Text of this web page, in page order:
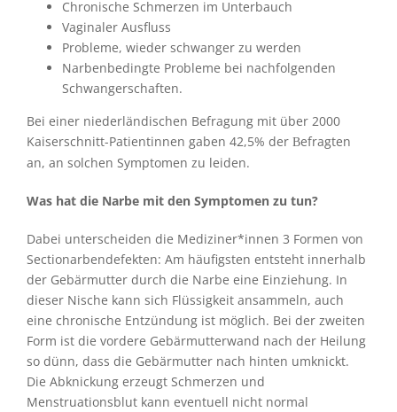
Chronische Schmerzen im Unterbauch
Vaginaler Ausfluss
Probleme, wieder schwanger zu werden
Narbenbedingte Probleme bei nachfolgenden
Schwangerschaften.
Bei einer niederländischen Befragung mit über 2000
Kaiserschnitt-Patientinnen gaben 42,5% der Befragten
an, an solchen Symptomen zu leiden.
Was hat die Narbe mit den Symptomen zu tun?
Dabei unterscheiden die Mediziner*innen 3 Formen von
Sectionarbendefekten: Am häufigsten entsteht innerhalb
der Gebärmutter durch die Narbe eine Einziehung. In
dieser Nische kann sich Flüssigkeit ansammeln, auch
eine chronische Entzündung ist möglich. Bei der zweiten
Form ist die vordere Gebärmutterwand nach der Heilung
so dünn, dass die Gebärmutter nach hinten umknickt.
Die Abknickung erzeugt Schmerzen und
Menstruationsblut kann eventuell nicht normal